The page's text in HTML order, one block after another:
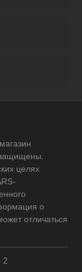
целях
о
отличаться
2